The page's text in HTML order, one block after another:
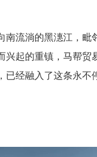
南流淌的黑潓江，毗
兴起的重镇，马帮贸
已经融入了这条永不